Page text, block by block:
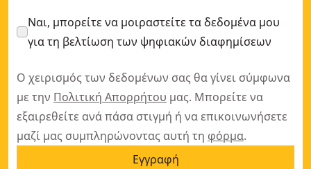
Ναι, μπορείτε να μοιραστείτε τα δεδομένα μου
για τη βελτίωση των ψηφιακών διαφημίσεων
Ο χειρισμός των δεδομένων σας θα γίνει σύμφωνα
με την Πολιτική Απορρήτου μας. Μπορείτε να
εξαιρεθείτε ανά πάσα στιγμή ή να επικοινωνήσετε
μαζί μας συμπληρώνοντας αυτή τη φόρμα.
Εγγραφή